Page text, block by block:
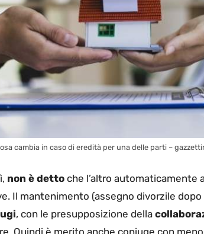
cambia in caso di eredità per una delle parti –
non è detto che l’altro automaticamente
Il mantenimento (assegno divorzile
, con le presupposizione della
Quindi è merito anche coniuge con